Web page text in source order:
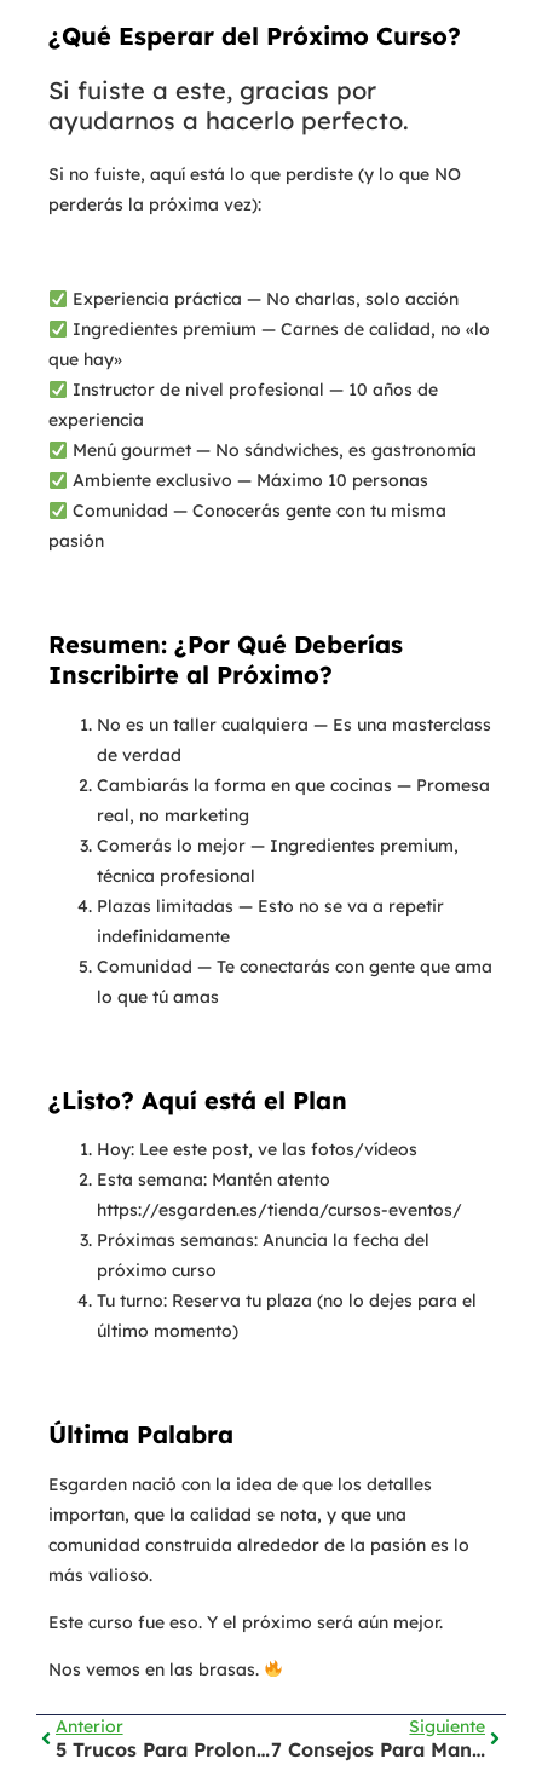
¿Qué Esperar del Próximo Curso?
Si fuiste a este, gracias por
ayudarnos a hacerlo perfecto.
Si no fuiste, aquí está lo que perdiste (y lo que NO
perderás la próxima vez):
Experiencia práctica — No charlas, solo acción
Ingredientes premium — Carnes de calidad, no «lo
que hay»
Instructor de nivel profesional — 10 años de
experiencia
Menú gourmet — No sándwiches, es gastronomía
Ambiente exclusivo — Máximo 10 personas
Comunidad — Conocerás gente con tu misma
pasión
Resumen: ¿Por Qué Deberías
Inscribirte al Próximo?
No es un taller cualquiera — Es una masterclass
de verdad
Cambiarás la forma en que cocinas — Promesa
real, no marketing
Comerás lo mejor — Ingredientes premium,
técnica profesional
Plazas limitadas — Esto no se va a repetir
indefinidamente
Comunidad — Te conectarás con gente que ama
lo que tú amas
¿Listo? Aquí está el Plan
Hoy: Lee este post, ve las fotos/vídeos
Esta semana: Mantén atento
https://esgarden.es/tienda/cursos-eventos/
Próximas semanas: Anuncia la fecha del
próximo curso
Tu turno: Reserva tu plaza (no lo dejes para el
último momento)
Última Palabra
Esgarden nació con la idea de que los detalles
importan, que la calidad se nota, y que una
comunidad construida alrededor de la pasión es lo
más valioso.
Este curso fue eso. Y el próximo será aún mejor.
Nos vemos en las brasas.
Anterior
5 Trucos Para Prolongar La Vida De Tu Piscina Redonda 305×100
Siguiente
7 Consejos Para Mantener El Agua De La Piscina En Verano